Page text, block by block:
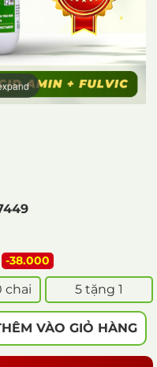
-38.000
chai 5 tặng 1
VÀO GIỎ HÀNG